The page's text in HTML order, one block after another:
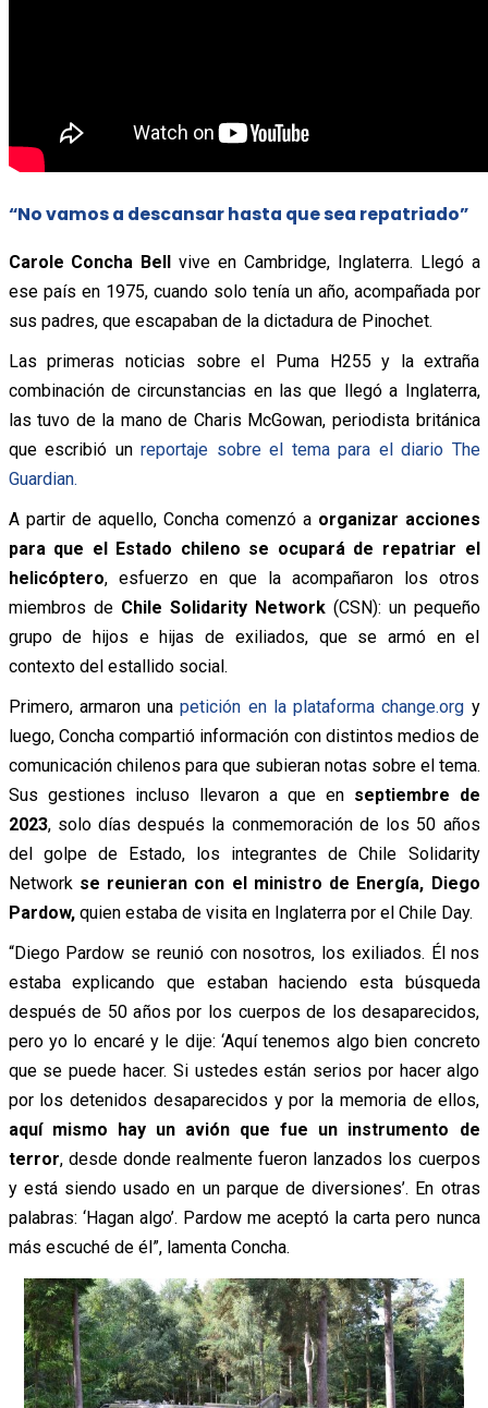
“No vamos a descansar hasta que sea repatriado”
Carole Concha Bell vive en Cambridge, Inglaterra. Llegó a
ese país en 1975, cuando solo tenía un año, acompañada por
sus padres, que escapaban de la dictadura de Pinochet.
Las primeras noticias sobre el Puma H255 y la extraña
combinación de circunstancias en las que llegó a Inglaterra,
las tuvo de la mano de Charis McGowan, periodista británica
que escribió un reportaje sobre el tema para el diario The
Guardian.
A partir de aquello, Concha comenzó a organizar acciones
para que el Estado chileno se ocupará de repatriar el
helicóptero, esfuerzo en que la acompañaron los otros
miembros de Chile Solidarity Network(CSN): un pequeño
grupo de hijos e hijas de exiliados, que se armó en el
contexto del estallido social.
Primero, armaron unapetición en la plataforma change.org y
luego, Concha compartió información con distintos medios de
comunicación chilenos para que subieran notas sobre el tema.
Sus gestiones incluso llevaron a que enseptiembre de
2023, solo días después la conmemoración de los 50 años
del golpe de Estado, los integrantes de Chile Solidarity
Network se reunieran con el ministro de Energía, Diego
Pardow,quien estaba de visita en Inglaterra por el Chile Day.
“Diego Pardow se reunió con nosotros, los exiliados. Él nos
estaba explicando que estaban haciendo esta búsqueda
después de 50 años por los cuerpos de los desaparecidos,
pero yo lo encaré y le dije: ‘Aquí tenemos algo bien concreto
que se puede hacer. Si ustedes están serios por hacer algo
por los detenidos desaparecidos y por la memoria de ellos,
aquí mismo hay un avión que fue un instrumento de
terror, desde donde realmente fueron lanzados los cuerpos
y está siendo usado en un parque de diversiones’. En otras
palabras: ‘Hagan algo’. Pardow me aceptó la carta pero nunca
más escuché de él”, lamenta Concha.